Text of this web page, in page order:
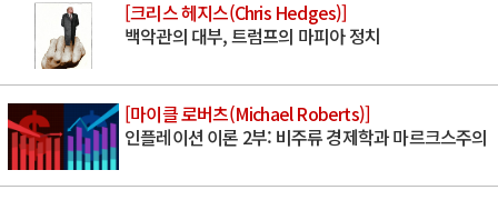
[크리스 헤지스(Chris Hedges)]
백악관의 대부, 트럼프의 마피아 정치
[마이클 로버츠(Michael Roberts)]
인플레이션 이론 2부: 비주류 경제학과 마르크스주의